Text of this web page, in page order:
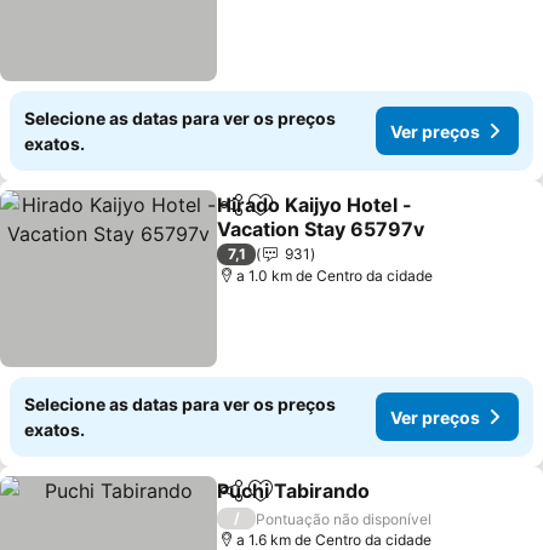
Selecione as datas para ver os preços
exatos.
Ver preços
PartilharAdicionar aos favoritos
Hirado Kaijyo Hotel -
Vacation Stay 65797v
Ver preços
7,1
931
a 1.0 km de Centro da cidade
Selecione as datas para ver os preços
exatos.
Ver preços
PartilharAdicionar aos favoritos
Puchi Tabirando
/
Pontuação não disponível
a 1.6 km de Centro da cidade